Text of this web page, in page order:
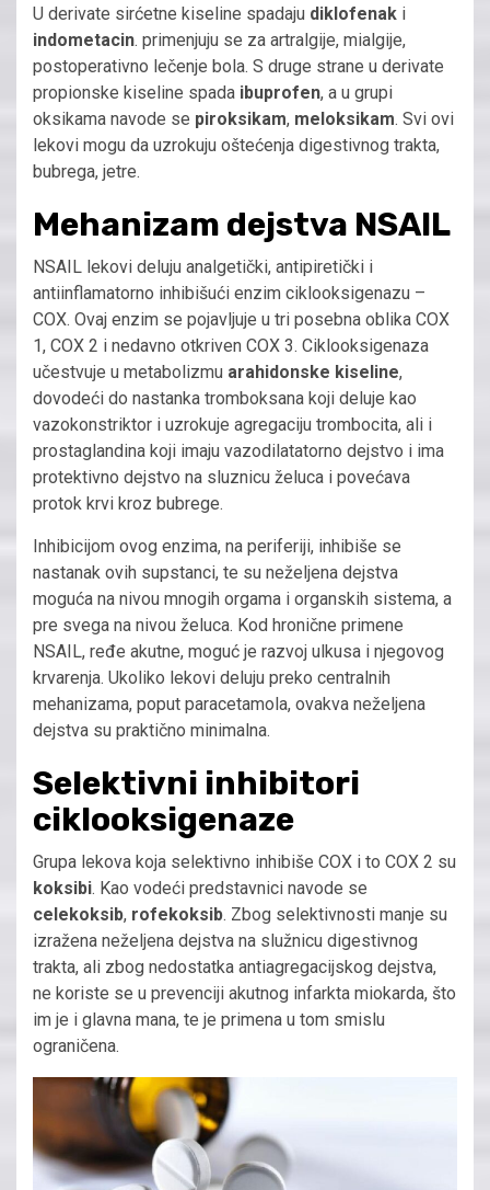
U derivate sirćetne kiseline spadaju diklofenak i
indometacin. primenjuju se za artralgije, mialgije,
postoperativno lečenje bola. S druge strane u derivate
propionske kiseline spada ibuprofen, a u grupi
oksikama navode se piroksikam, meloksikam. Svi ovi
lekovi mogu da uzrokuju oštećenja digestivnog trakta,
bubrega, jetre.
Mehanizam dejstva NSAIL
NSAIL lekovi deluju analgetički, antipiretički i
antiinflamatorno inhibišući enzim ciklooksigenazu –
COX. Ovaj enzim se pojavljuje u tri posebna oblika COX
1, COX 2 i nedavno otkriven COX 3. Ciklooksigenaza
učestvuje u metabolizmu arahidonske kiseline,
dovodeći do nastanka tromboksana koji deluje kao
vazokonstriktor i uzrokuje agregaciju trombocita, ali i
prostaglandina koji imaju vazodilatatorno dejstvo i ima
protektivno dejstvo na sluznicu želuca i povećava
protok krvi kroz bubrege.
Inhibicijom ovog enzima, na periferiji, inhibiše se
nastanak ovih supstanci, te su neželjena dejstva
moguća na nivou mnogih orgama i organskih sistema, a
pre svega na nivou želuca. Kod hronične primene
NSAIL, ređe akutne, moguć je razvoj ulkusa i njegovog
krvarenja. Ukoliko lekovi deluju preko centralnih
mehanizama, poput paracetamola, ovakva neželjena
dejstva su praktično minimalna.
Selektivni inhibitori
ciklooksigenaze
Grupa lekova koja selektivno inhibiše COX i to COX 2 su
koksibi. Kao vodeći predstavnici navode se
celekoksib, rofekoksib. Zbog selektivnosti manje su
izražena neželjena dejstva na služnicu digestivnog
trakta, ali zbog nedostatka antiagregacijskog dejstva,
ne koriste se u prevenciji akutnog infarkta miokarda, što
im je i glavna mana, te je primena u tom smislu
ograničena.